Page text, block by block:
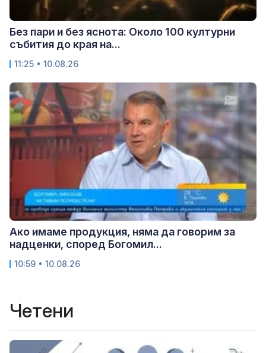
Без пари и без яснота: Около 100 културни
събития до края на...
11:25 • 10.08.26
Ако имаме продукция, няма да говорим за
надценки, според Богомил...
10:59 • 10.08.26
Четени